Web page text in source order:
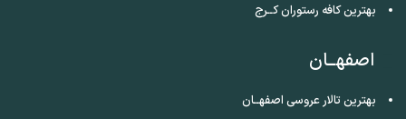
بهترین کافه رستوران کــرج
اصفهــان
بهترین تالار عروسی اصفهــان